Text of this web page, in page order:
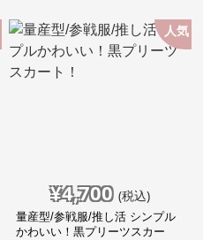
人気
¥4,700 (税込)
量産型/参戦服/推し活 シンプル
かわいい！黒プリーツスカー